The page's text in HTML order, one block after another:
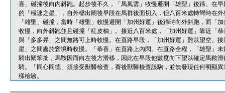
喜」碰撞後向內斜跑。起步後不久，「馬風雲」收慢避開「雄聖」後蹄。在
的「極速之星」，自外檔出閘後早段在馬群後面切入，但八百米處轉彎時在
「雄聖」碰撞，當時「雄聖」收慢避開「加州好運」後蹄時向外斜跑，而「
收慢，向外斜跑並且碰撞「紅皮柚」。接近八百米處，「加州好運」靠近「
與「多多昇」之間無路可上時收慢。在直路早段，「加州好運」難以望空。
星」之間處於窘境時收慢。「恭喜」在直路上內閃。在直路全程，「雄聖」
騎出閘笨拙，馬鞍因而向左後方滑移，因此在早段他數度向下望以確定馬鞍
騎。「同心同德」須接受獸醫檢查，賽後獸醫檢查該駒，並無發現任何明顯
樣檢驗。